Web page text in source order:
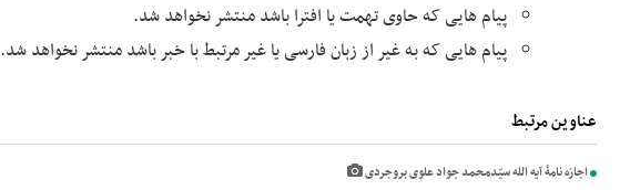
پیام هایی که حاوی تهمت یا افترا باشد منتشر نخواهد شد.
پیام هایی که به غیر از زبان فارسی یا غیر مرتبط با خبر باشد منتشر نخواهد شد.
عناوین مرتبط
اجازه نامۀ آیه الله سیّدمحمد جواد علوی بروجردی